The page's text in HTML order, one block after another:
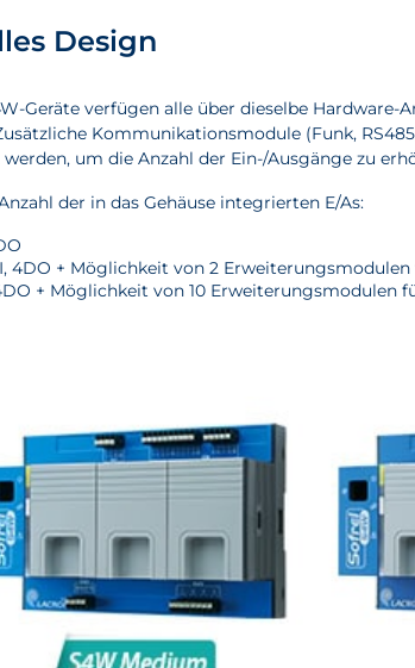
Design
Geräte verfügen alle über dieselbe
Kommunikationsmodule (Funk,
um die Anzahl der Ein-/Ausgänge zu
der in das Gehäuse integrierten E/As:
4DO + Möglichkeit von 2 Erweiterungsmodulen
+ Möglichkeit von 10 Erweiterungsmodulen